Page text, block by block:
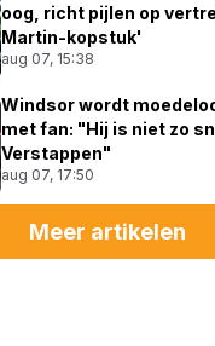
oog, richt pijlen op
Martin-kopstuk'
aug 07, 15:38
Windsor wordt
met fan: "Hij is niet zo
Verstappen"
aug 07, 17:50
Meer artikelen